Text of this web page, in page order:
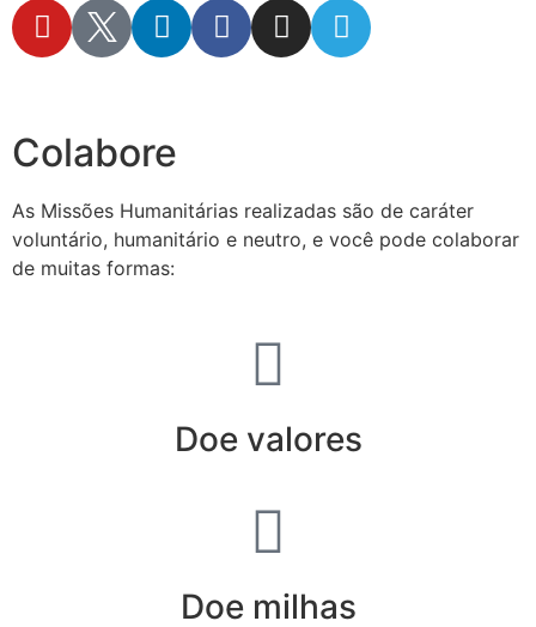
Colabore
As Missões Humanitárias realizadas são de caráter
voluntário, humanitário e neutro, e você pode colaborar
de muitas formas:
Doe valores
Doe milhas